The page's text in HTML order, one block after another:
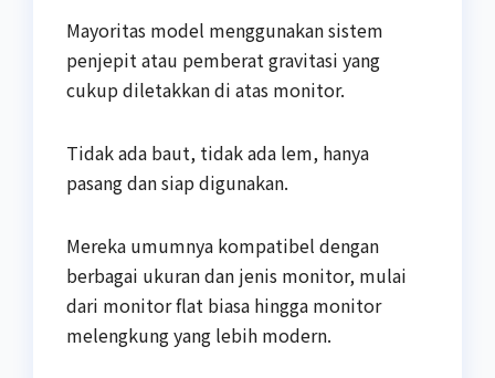
Mayoritas model menggunakan sistem
penjepit atau pemberat gravitasi yang
cukup diletakkan di atas monitor.
Tidak ada baut, tidak ada lem, hanya
pasang dan siap digunakan.
Mereka umumnya kompatibel dengan
berbagai ukuran dan jenis monitor, mulai
dari monitor flat biasa hingga monitor
melengkung yang lebih modern.